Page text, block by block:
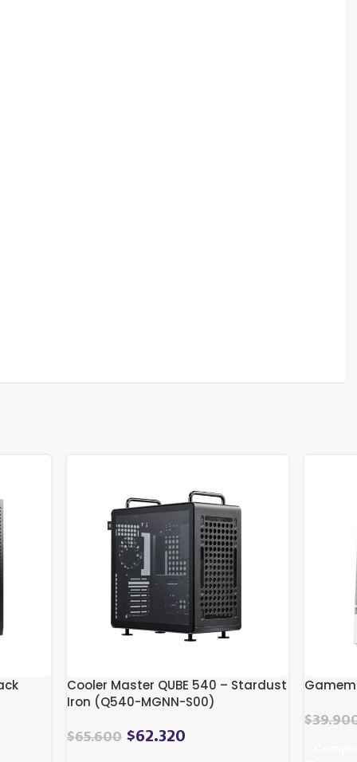
Cooler Master QUBE 540 – Stardust
Iron (Q540-MGNN-S00)
$65.600 $62.320
$